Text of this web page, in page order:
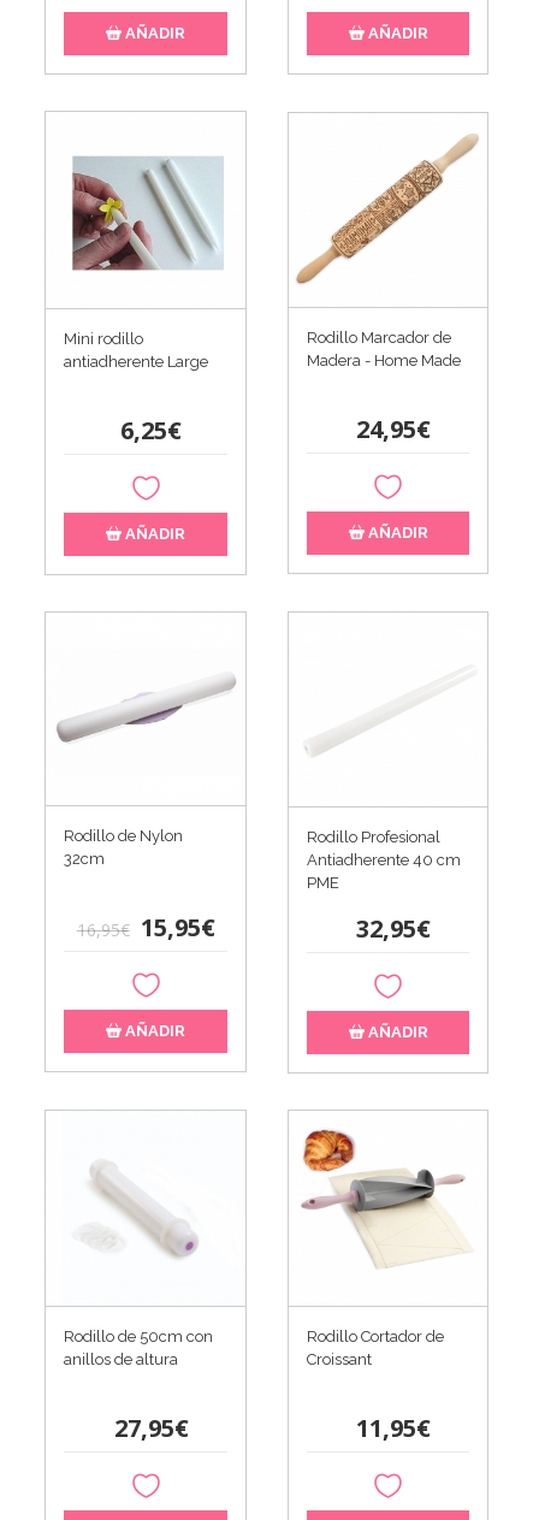
AÑADIR AÑADIR
Mini rodillo
antiadherente Large
6,25€
AÑADIR
Rodillo Marcador de
Madera - Home Made
24,95€
AÑADIR
Rodillo de Nylon
32cm
16,95€ 15,95€
AÑADIR
Rodillo Profesional
Antiadherente 40 cm
PME
32,95€
AÑADIR
Rodillo de 50cm con
anillos de altura
27,95€
Rodillo Cortador de
Croissant
11,95€